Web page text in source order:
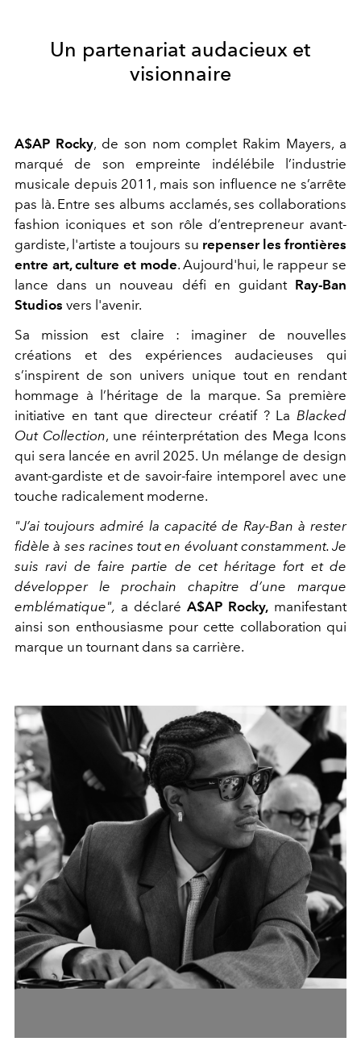
Un partenariat audacieux et
visionnaire
A$AP Rocky, de son nom complet Rakim Mayers, a
marqué de son empreinte indélébile l’industrie
musicale depuis 2011, mais son influence ne s’arrête
pas là. Entre ses albums acclamés, ses collaborations
fashion iconiques et son rôle d’entrepreneur avant-
gardiste, l'artiste a toujours su repenser les frontières
entre art, culture et mode. Aujourd'hui, le rappeur se
lance dans un nouveau défi en guidant Ray-Ban
Studios vers l'avenir.
Sa mission est claire : imaginer de nouvelles
créations et des expériences audacieuses qui
s’inspirent de son univers unique tout en rendant
hommage à l’héritage de la marque. Sa première
initiative en tant que directeur créatif ? La Blacked
Out Collection, une réinterprétation des Mega Icons
qui sera lancée en avril 2025. Un mélange de design
avant-gardiste et de savoir-faire intemporel avec une
touche radicalement moderne.
"J’ai toujours admiré la capacité de Ray-Ban à rester
fidèle à ses racines tout en évoluant constamment. Je
suis ravi de faire partie de cet héritage fort et de
développer le prochain chapitre d’une marque
emblématique", a déclaré A$AP Rocky, manifestant
ainsi son enthousiasme pour cette collaboration qui
marque un tournant dans sa carrière.